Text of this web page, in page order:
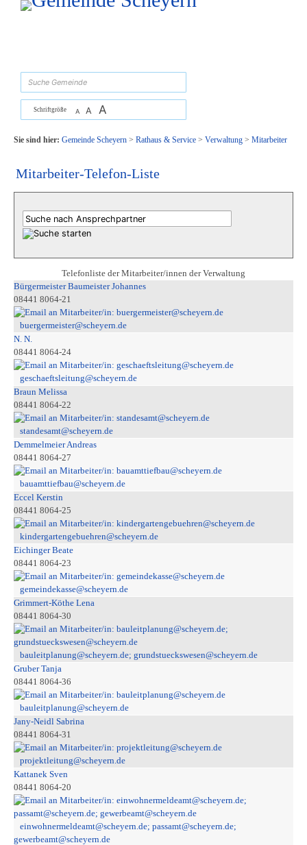
Zum Inhalt, zur Navigationoder zur Startseite springen.
Schriftgröße A A A
Sie sind hier: Gemeinde Scheyern> Rathaus & Service> Verwaltung> Mitarbeiter
Mitarbeiter-Telefon-Liste
Telefonliste der Mitarbeiter/innen der Verwaltung
Bürgermeister Baumeister Johannes
08441 8064-21
buergermeister@scheyern.de
N. N.
08441 8064-24
geschaeftsleitung@scheyern.de
Braun Melissa
08441 8064-22
standesamt@scheyern.de
Demmelmeier Andreas
08441 8064-27
bauamttiefbau@scheyern.de
Eccel Kerstin
08441 8064-25
kindergartengebuehren@scheyern.de
Eichinger Beate
08441 8064-23
gemeindekasse@scheyern.de
Grimmert-Köthe Lena
08441 8064-30
bauleitplanung@scheyern.de; grundstueckswesen@scheyern.de
Gruber Tanja
08441 8064-36
bauleitplanung@scheyern.de
Jany-Neidl Sabrina
08441 8064-31
projektleitung@scheyern.de
Kattanek Sven
08441 8064-20
einwohnermeldeamt@scheyern.de; passamt@scheyern.de;
gewerbeamt@scheyern.de